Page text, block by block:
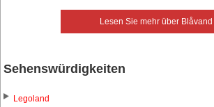
Lesen Sie mehr über Blåvand
Sehenswürdigkeiten
Legoland